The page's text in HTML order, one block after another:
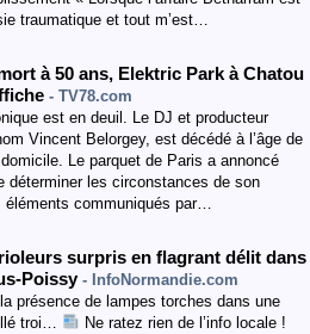
traumatique et tout m’est…
à 50 ans, Elektric Park à Chatou
- TV78.com
est en deuil. Le DJ et producteur
Vincent Belorgey, est décédé à l’âge de
Le parquet de Paris a annoncé
déterminer les circonstances de son
communiqués par…
surpris en flagrant délit dans
Poissy - InfoNormandie.com
présence de lampes torches dans une
troi…
Ne ratez rien de l’info locale !